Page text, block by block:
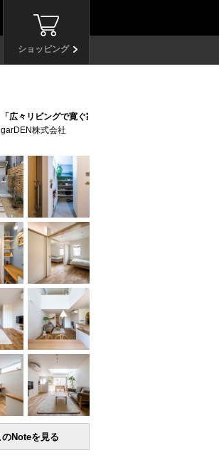
ショッピング
「広々リビングで寛ぐ家」 (9)
garDEN株式会社